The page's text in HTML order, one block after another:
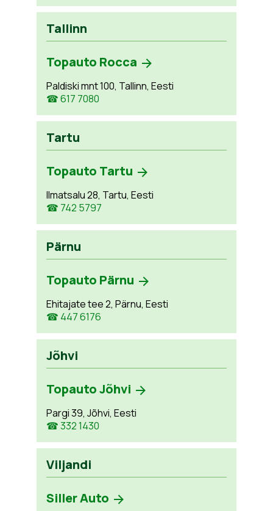
Tallinn
Topauto Rocca
Paldiski mnt 100, Tallinn, Eesti
☎ 617 7080
Tartu
Topauto Tartu
Ilmatsalu 28, Tartu, Eesti
☎ 742 5797
Pärnu
Topauto Pärnu
Ehitajate tee 2, Pärnu, Eesti
☎ 447 6176
Jõhvi
Topauto Jõhvi
Pargi 39, Jõhvi, Eesti
☎ 332 1430
Viljandi
Siller Auto